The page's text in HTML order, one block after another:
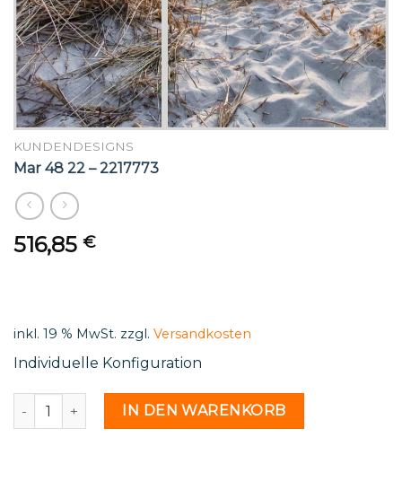
KUNDENDESIGNS
Mar 48 22 – 2217773
516,85 €
inkl. 19 % MwSt. zzgl. Versandkosten
Individuelle Konfiguration
Mar 48 22 - 2217773 MengeIN DEN WARENKORB